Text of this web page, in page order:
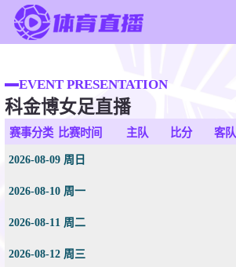
足球直播
篮球直播
足球录像
篮球新闻
EVENT PRESENTATION
科金博女足直播
赛事分类 比赛时间 主队 比分 客队
2026-08-09 周日
2026-08-10 周一
2026-08-11 周二
2026-08-12 周三